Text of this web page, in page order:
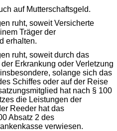
auf Mutterschaftsgeld.
ruht, soweit Versicherte
Träger der
erhalten.
ruht, soweit durch das
Erkrankung oder Verletzung
solange sich das
Schiffes oder auf der Reise
hat nach § 100
die Leistungen der
Reeder hat das
Absatz 2 des
verwiesen.